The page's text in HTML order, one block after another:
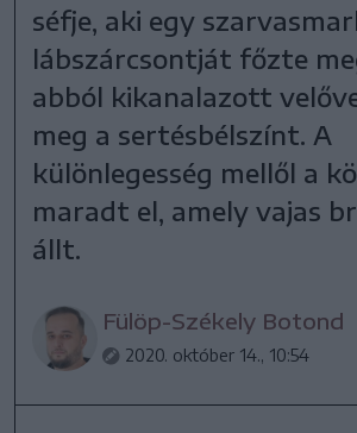
séfje, aki egy
lábszárcsontját főzte
abból kikanalazott
meg a sertésbélszínt. A
különlegesség mellől a
maradt el, amely vajas
állt.
Fülöp-Székely Botond
2020. október 14., 10:54